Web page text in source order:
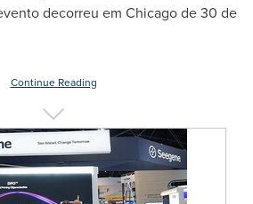
decorreu em Chicagode 30 de
Continue Reading